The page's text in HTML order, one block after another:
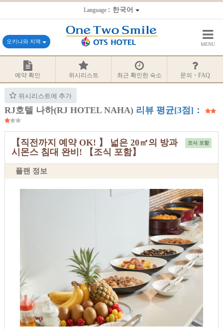
Language：한국어
오키나와 지역 MENU
예약 확인 위시리스트 최근 확인한 숙소 문의・FAQ
위시리스트에 추가
RJ호텔 나하(RJ HOTEL NAHA) 리뷰 평균[3점]：
조식 포함
【직전까지 예약 OK! 】 넓은 20㎡의 방과
시몬스 침대 완비! 【조식 포함】
플랜 정보